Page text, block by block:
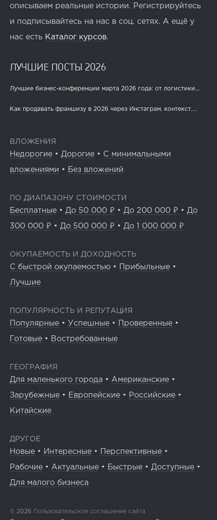
описываем реальные истории. Регистрируйтесь
и подписывайтесь на нас в соц. сетях. А ещё у
нас есть Каталог курсов.
ЛУЧШИЕ ПОСТЫ 2026
Лучшие бизнес-конференции марта 2026 года: от логистики...
Как продавать франшизу в 2026 через Инстаграм, контекст,...
ВЛОЖЕНИЯ
Недорогие • Дорогие • С минимальными
вложениями • Без вложений
ПО ДИАПАЗОНУ СТОИМОСТИ
Бесплатные • До 50 000 ₽ • До 200 000 ₽ • До
300 000 ₽ • До 500 000 ₽ • До 1 000 000 ₽
ОКУПАЕМОСТЬ И ДОХОДНОСТЬ
С быстрой окупаемостью • Прибыльные •
Лучшие
ПОПУЛЯРНОСТЬ И РЕПУТАЦИЯ
Популярные • Успешные • Проверенные •
Готовые • Востребованные
ГЕОГРАФИЯ
Для маленького города • Американские •
Зарубежные • Европейские • Российские •
Китайские
ДРУГОЕ
Новые • Интересные • Перспективные •
Рабочие • Актуальные • Быстрые • Доступные •
Для малого бизнеса
© 2026 Пользовательское соглашение сайта